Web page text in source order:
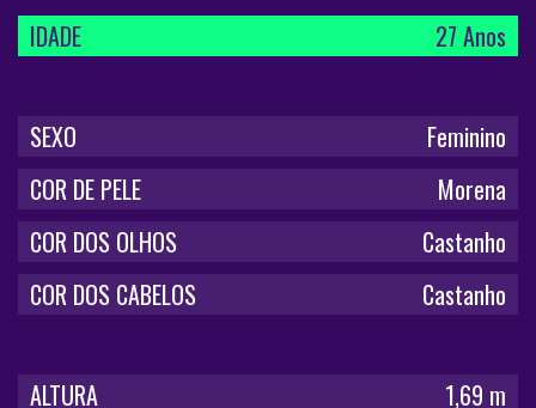
IDADE 27 Anos
SEXO
Feminino
COR DE PELE
Morena
COR DOS OLHOS
Castanho
COR DOS CABELOS
Castanho
ALTURA 1,69 m